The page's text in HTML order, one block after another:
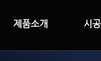
제품소개 시